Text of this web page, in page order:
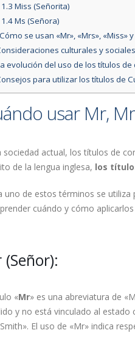
1.3 Miss (Señorita)
1.4Ms (Señora)
se usan «Mr», «Mrs», «Miss»
culturales y sociales
evolución del uso de los títulos de
para utilizar los títulos de
usar Mr,
sociedad actual, los títulos de
de la lengua inglesa, los
uno de estos términos se
cuándo y cómo
(Señor):
«Mr» es una abreviatura de
y no está vinculado al estado
El uso de «Mr» indica